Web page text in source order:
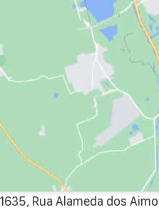
Rua Alameda dos